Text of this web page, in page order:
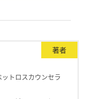
著者
トロスカウンセラ